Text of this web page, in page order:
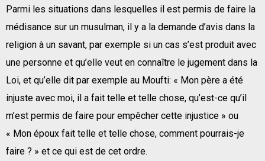
Parmi les situations dans lesquelles il est permis de faire la
médisance sur un musulman, il y a la demande d’avis dans la
religion à un savant, par exemple si un cas s’est produit avec
une personne et qu’elle veut en connaître le jugement dans la
Loi, et qu’elle dit par exemple au Moufti: « Mon père a été
injuste avec moi, il a fait telle et telle chose, qu’est-ce qu’il
m’est permis de faire pour empêcher cette injustice » ou
« Mon époux fait telle et telle chose, comment pourrais-je
faire ? » et ce qui est de cet ordre.